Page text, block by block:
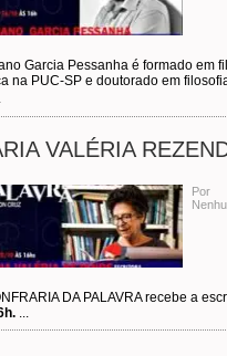
Garcia Pessanha é formado em
na PUC-SP e doutorado em
VALÉRIA
Por
DA PALAVRA recebe a
...